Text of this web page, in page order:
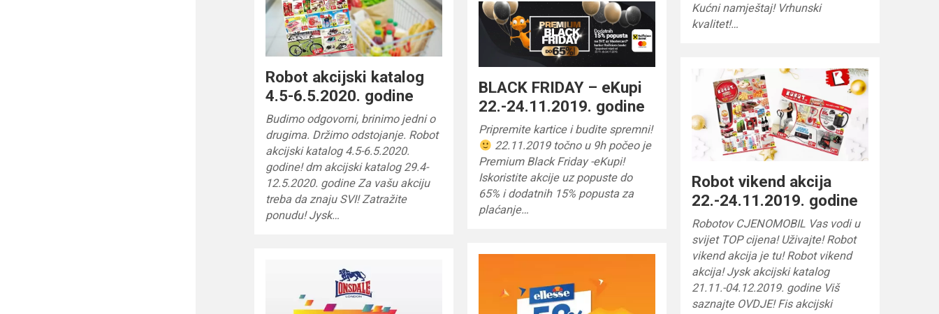
Kućni namještaj! Vrhunski
kvalitet!…
Robot akcijski katalog
4.5-6.5.2020. godine
Budimo odgovorni, brinimo jedni o
drugima. Držimo odstojanje. Robot
akcijski katalog 4.5-6.5.2020.
godine! dm akcijski katalog 29.4-
12.5.2020. godine Za vašu akciju
treba da znaju SVI! Zatražite
ponudu! Jysk…
BLACK FRIDAY – eKupi
22.-24.11.2019. godine
Pripremite kartice i budite spremni!
22.11.2019 točno u 9h počeo je
Premium Black Friday -eKupi!
Iskoristite akcije uz popuste do
65% i dodatnih 15% popusta za
plaćanje…
Robot vikend akcija
22.-24.11.2019. godine
Robotov CJENOMOBIL Vas vodi u
svijet TOP cijena! Uživajte! Robot
vikend akcija je tu! Robot vikend
akcija! Jysk akcijski katalog
21.11.-04.12.2019. godine Viš
saznajte OVDJE! Fis akcijski